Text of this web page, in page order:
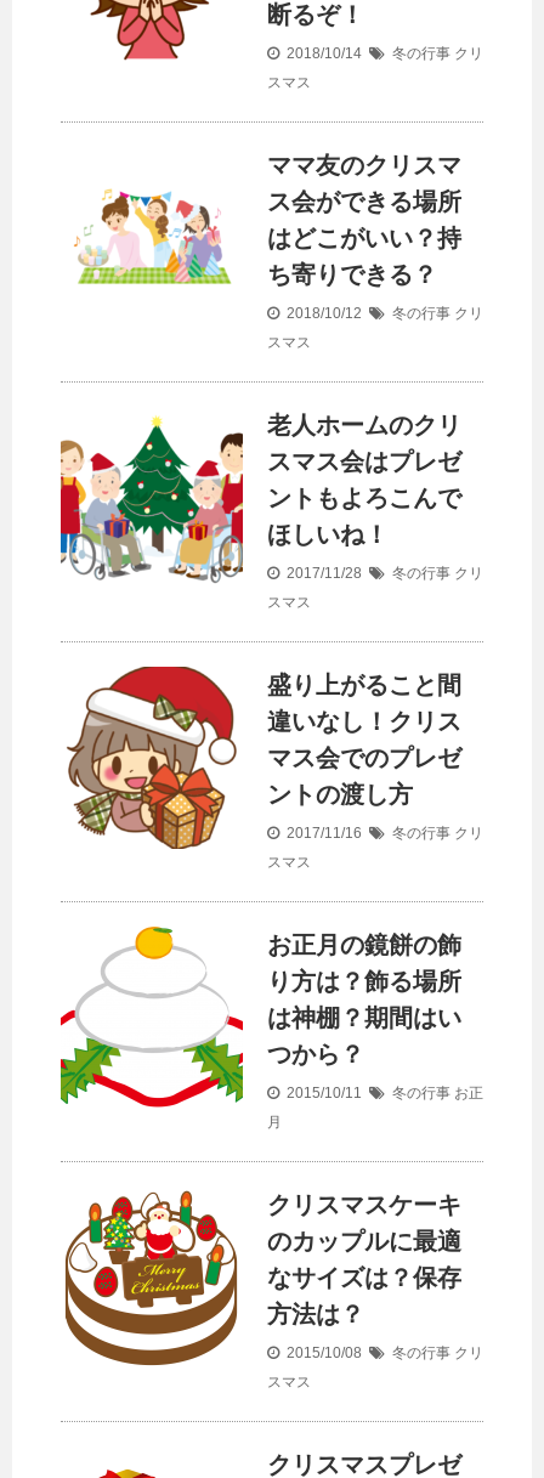
断るぞ！
2018/10/14 冬の行事 クリ
スマス
ママ友のクリスマ
ス会ができる場所
はどこがいい？持
ち寄りできる？
2018/10/12 冬の行事 クリ
スマス
老人ホームのクリ
スマス会はプレゼ
ントもよろこんで
ほしいね！
2017/11/28 冬の行事 クリ
スマス
盛り上がること間
違いなし！クリス
マス会でのプレゼ
ントの渡し方
2017/11/16 冬の行事 クリ
スマス
お正月の鏡餅の飾
り方は？飾る場所
は神棚？期間はい
つから？
2015/10/11 冬の行事 お正
月
クリスマスケーキ
のカップルに最適
なサイズは？保存
方法は？
2015/10/08 冬の行事 クリ
スマス
クリスマスプレゼ